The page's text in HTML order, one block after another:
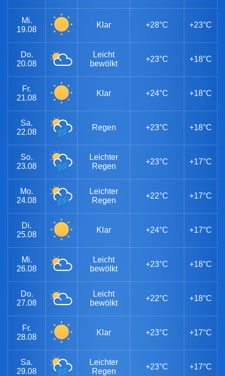
Mi.
19.08
Klar +28°C +23°C
Do.
20.08
Leicht
bewölkt
+23°C +18°C
Fr.
21.08
Klar +24°C +18°C
Sa.
22.08
Regen +23°C +18°C
So.
23.08
Leichter
Regen
+23°C +17°C
Mo.
24.08
Leichter
Regen
+22°C +17°C
Di.
25.08
Klar +24°C +17°C
Mi.
26.08
Leicht
bewölkt
+23°C +18°C
Do.
27.08
Leicht
bewölkt
+22°C +18°C
Fr.
28.08
Klar +23°C +17°C
Sa.
29.08
Leichter
Regen
+23°C +17°C